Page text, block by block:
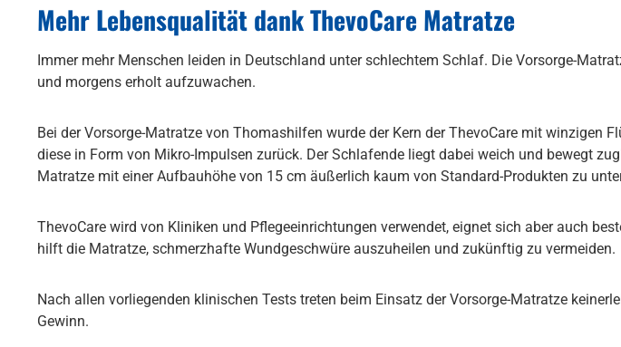
Mehr Lebensqualität dank ThevoCare Matratze
Immer mehr Menschen leiden in Deutschland unter schlechtem Schlaf. Die Vorsorge-
und morgens erholt aufzuwachen.
Bei der Vorsorge-Matratze von Thomashilfen wurde der Kern der ThevoCare mit winzigen
diese in Form von Mikro-Impulsen zurück. Der Schlafende liegt dabei weich und bewegt
Matratze mit einer Aufbauhöhe von 15 cm äußerlich kaum von Standard-Produkten zu
ThevoCare wird von Kliniken und Pflegeeinrichtungen verwendet, eignet sich aber auch
hilft die Matratze, schmerzhafte Wundgeschwüre auszuheilen und zukünftig zu vermeiden.
Nach allen vorliegenden klinischen Tests treten beim Einsatz der Vorsorge-Matratze
Gewinn.